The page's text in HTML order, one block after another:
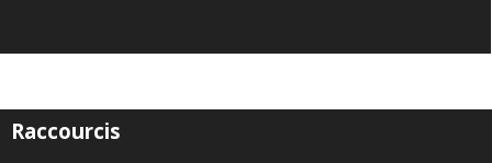
Raccourcis